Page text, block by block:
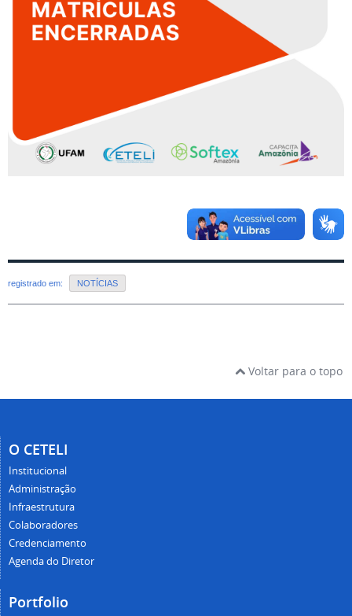
registrado em: NOTÍCIAS
Voltar para o topo
O CETELI
Institucional
Administração
Infraestrutura
Colaboradores
Credenciamento
Agenda do Diretor
Portfolio